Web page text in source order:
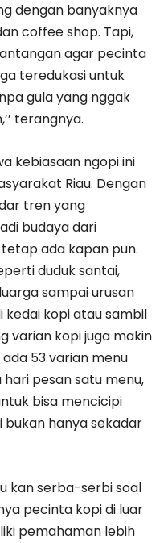
dengan banyaknya
coffee shop. Tapi,
agar pecinta
teredukasi untuk
gula yang nggak
terangnya.
kebiasaan ngopi ini
Riau. Dengan
tren yang
budaya dari
ada kapan pun.
duduk santai,
sampai urusan
kedai kopi atau sambil
varian kopi juga makin
ada 53 varian menu
pesan satu menu,
bisa mencicipi
bukan hanya sekadar
kan serba-serbi soal
pecinta kopi di luar
pemahaman lebih